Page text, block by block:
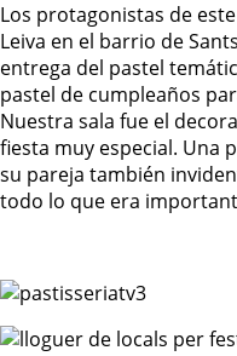
Los protagonistas de
Leiva en el barrio de
entrega del pastel
pastel de cumpleaños
Nuestra sala fue el
fiesta muy especial. Una
su pareja también
todo lo que era